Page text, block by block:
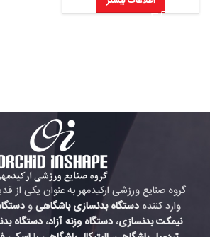
گروه صنایع ورزشی ارکیدمهر به عنوان یکی از
وارد کنندهدستگاه بدنسازی باشگاهیو
نیمکت بدنسازی، دستگاه وزنه آزاد، دستگاه